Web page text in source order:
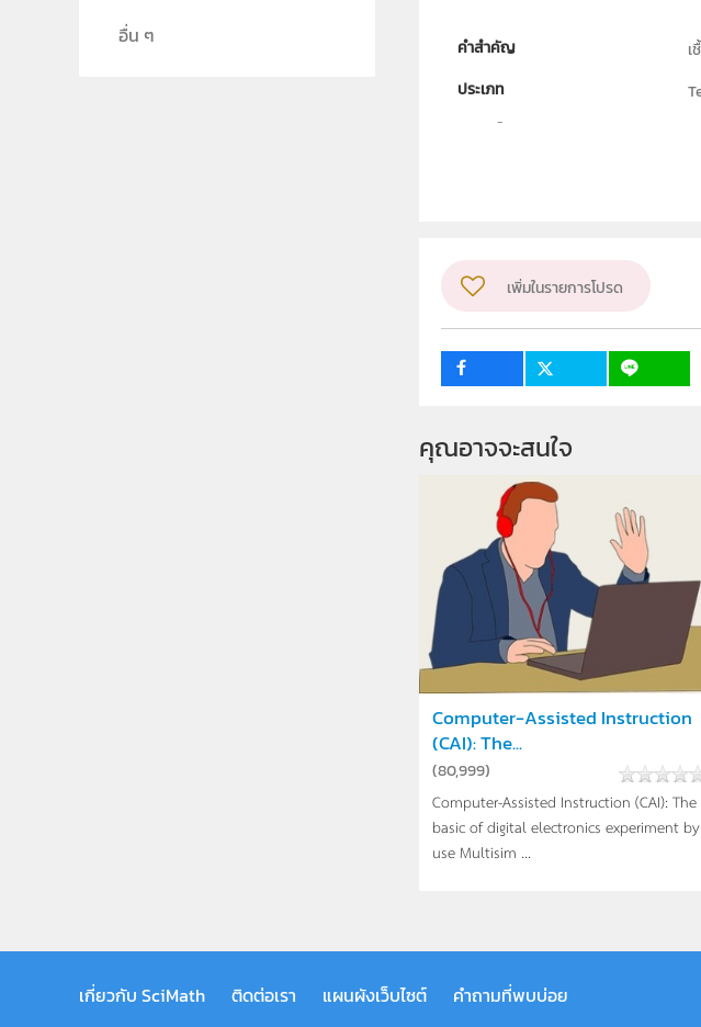
คำสำคัญ
ประเภท
เพิ่มในรายการโปรด
คุณอาจจะสนใจ
Computer-Assisted Instruction
(CAI): The...
(80,999)
Computer-Assisted Instruction (CAI): The
basic of digital electronics experiment by
use Multisim ...
อื่น ๆ
เกี่ยวกับ SciMath ติดต่อเรา แผนผังเว็บไซต์ คำถามที่พบบ่อย